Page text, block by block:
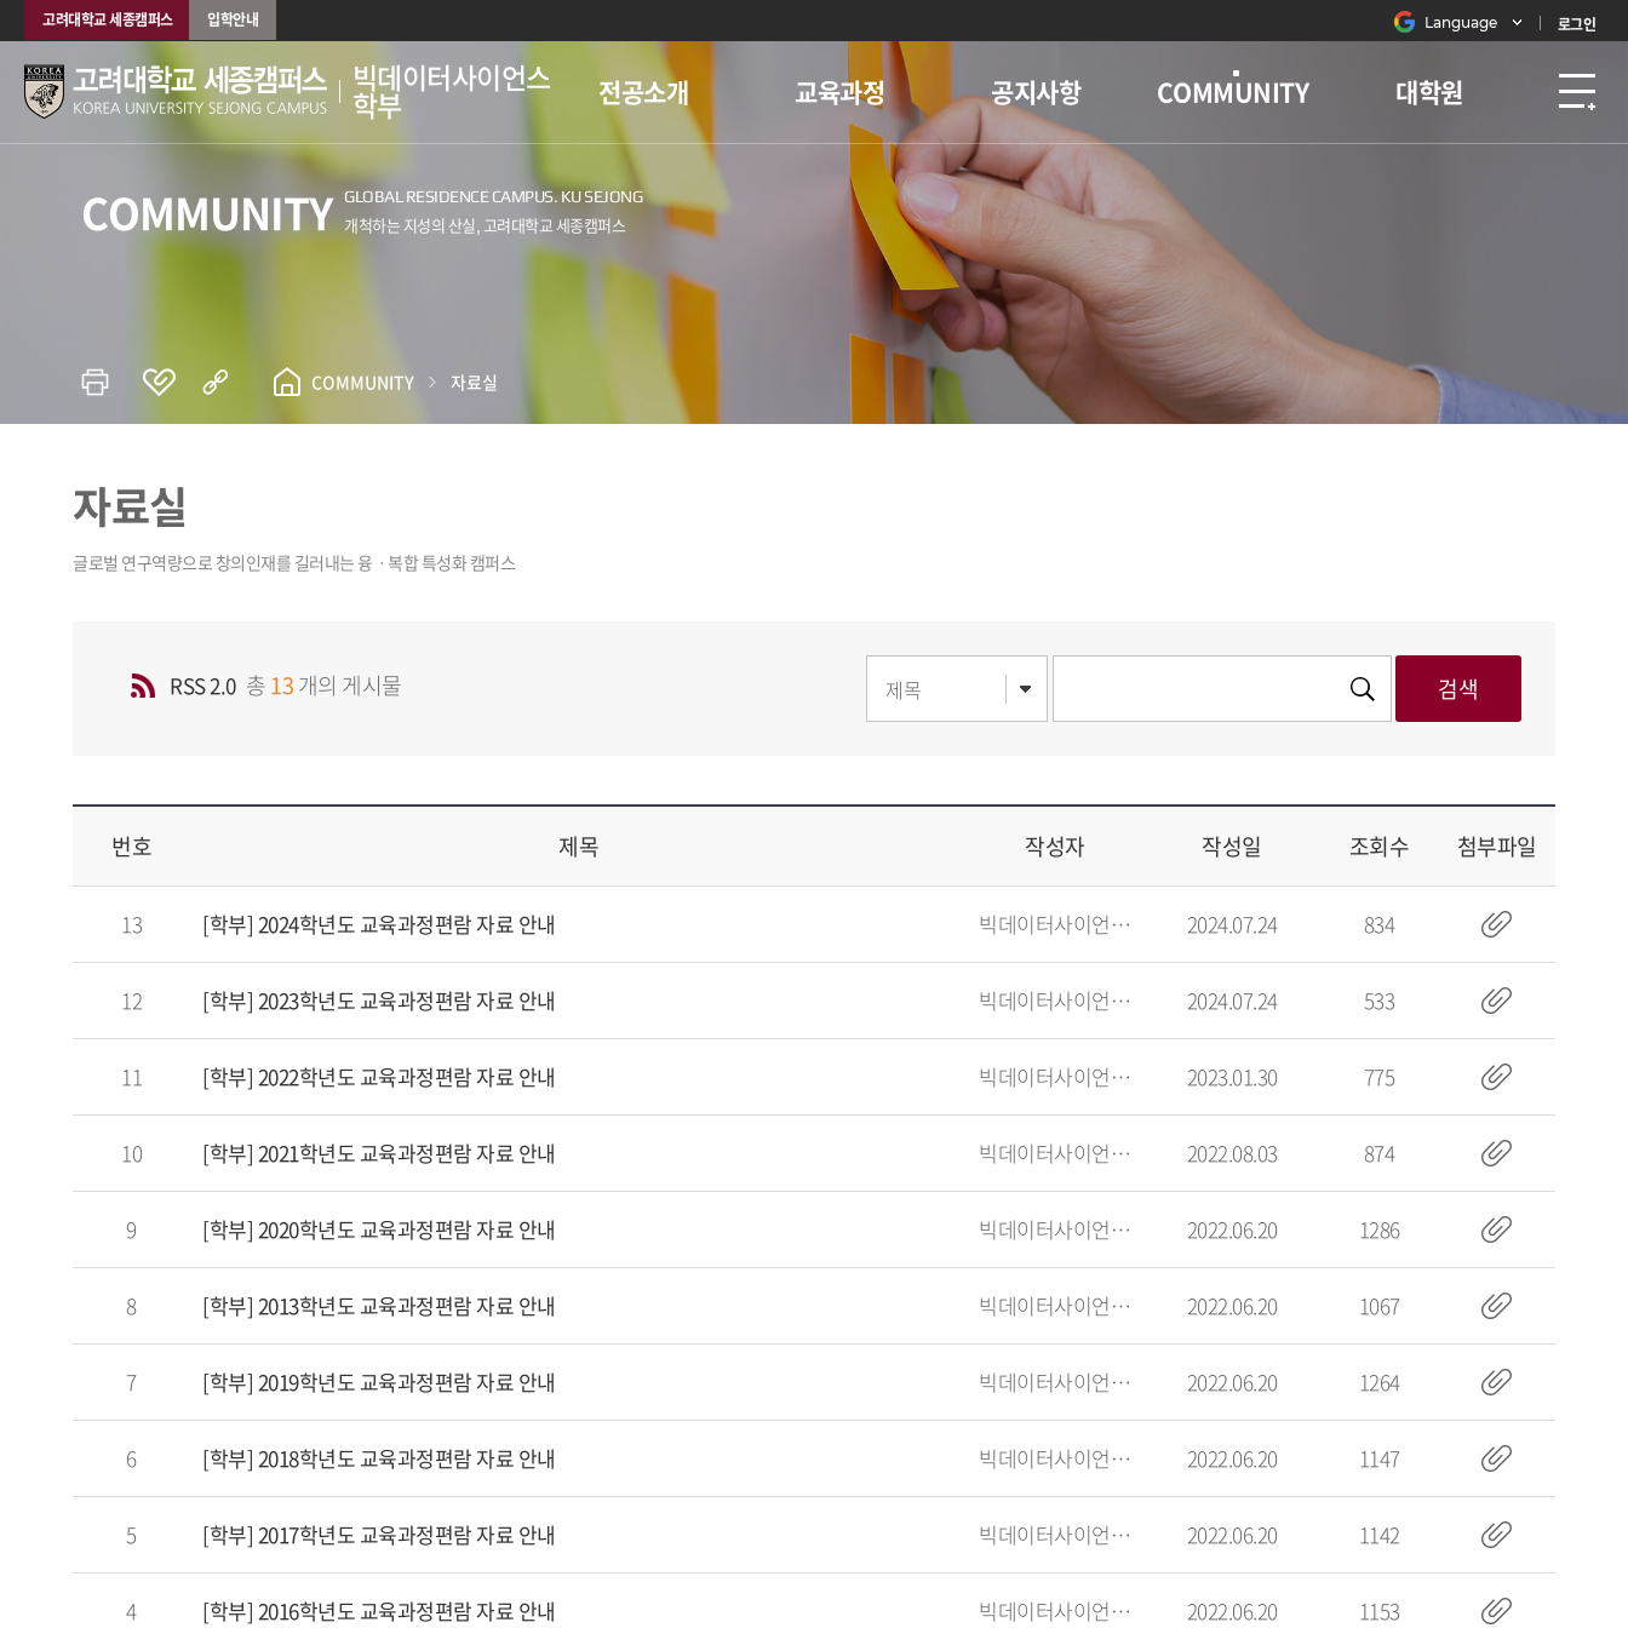
고려대학교 세종캠퍼스 입학안내 Language 로그인
빅데이터사이언스
학부 전공소개 교육과정 공지사항 COMMUNITY 대학원
COMMUNITY
COMMUNITY 자료실
자료실
RSS 2.0 총13개의 게시물
번호 제목 작성자 작성일 조회수 첨부파일
13 [학부] 2024학년도 교육과정편람 자료 안내 빅데이터사이언스학부 2024.07.24 834
12 [학부] 2023학년도 교육과정편람 자료 안내 빅데이터사이언스학부 2024.07.24 533
11 [학부] 2022학년도 교육과정편람 자료 안내 빅데이터사이언스학부 2023.01.30 775
10 [학부] 2021학년도 교육과정편람 자료 안내 빅데이터사이언스학부 2022.08.03 874
9 [학부] 2020학년도 교육과정편람 자료 안내 빅데이터사이언스학부 2022.06.20 1286
8 [학부] 2013학년도 교육과정편람 자료 안내 빅데이터사이언스학부 2022.06.20 1067
7 [학부] 2019학년도 교육과정편람 자료 안내 빅데이터사이언스학부 2022.06.20 1264
6 [학부] 2018학년도 교육과정편람 자료 안내 빅데이터사이언스학부 2022.06.20 1147
5 [학부] 2017학년도 교육과정편람 자료 안내 빅데이터사이언스학부 2022.06.20 1142
4 [학부] 2016학년도 교육과정편람 자료 안내 빅데이터사이언스학부 2022.06.20 1153